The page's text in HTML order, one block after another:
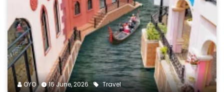
OYO 16 June, 2026 Travel